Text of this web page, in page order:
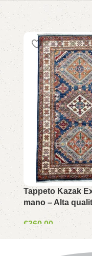
Tappeto Kazak
mano – Alta
€360.00